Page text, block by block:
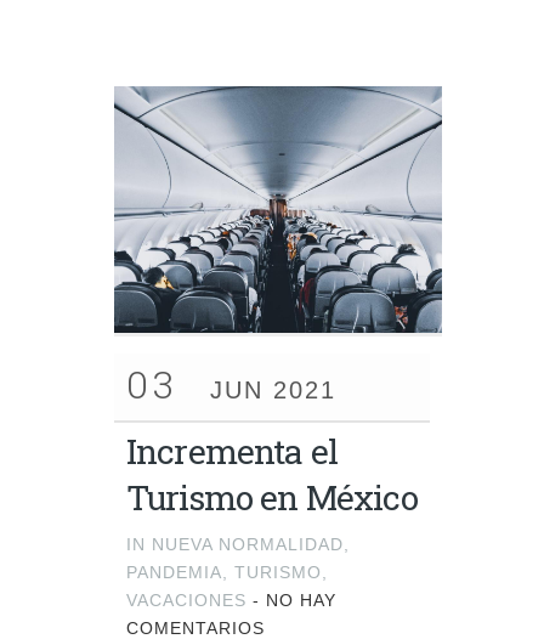
03 JUN 2021
Incrementa el
Turismo en México
IN NUEVA NORMALIDAD
PANDEMIA
TURISMO
VACACIONES - NO HAY
COMENTARIOS